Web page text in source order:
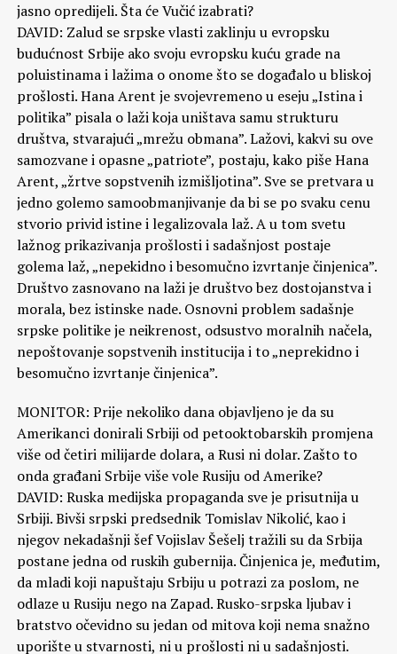
jasno opredijeli. Šta će Vučić izabrati?
DAVID: Zalud se srpske vlasti zaklinju u evropsku
budućnost Srbije ako svoju evropsku kuću grade na
poluistinama i lažima o onome što se događalo u bliskoj
prošlosti. Hana Arent je svojevremeno u eseju „Istina i
politika” pisala o laži koja uništava samu strukturu
društva, stvarajući „mrežu obmana”. Lažovi, kakvi su ove
samozvane i opasne „patriote”, postaju, kako piše Hana
Arent, „žrtve sopstvenih izmišljotina”. Sve se pretvara u
jedno golemo samoobmanjivanje da bi se po svaku cenu
stvorio privid istine i legalizovala laž. A u tom svetu
lažnog prikazivanja prošlosti i sadašnjost postaje
golema laž, „nepekidno i besomučno izvrtanje činjenica”.
Društvo zasnovano na laži je društvo bez dostojanstva i
morala, bez istinske nade. Osnovni problem sadašnje
srpske politike je neikrenost, odsustvo moralnih načela,
nepoštovanje sopstvenih institucija i to „neprekidno i
besomučno izvrtanje činjenica”.
MONITOR: Prije nekoliko dana objavljeno je da su
Amerikanci donirali Srbiji od petooktobarskih promjena
više od četiri milijarde dolara, a Rusi ni dolar. Zašto to
onda građani Srbije više vole Rusiju od Amerike?
DAVID: Ruska medijska propaganda sve je prisutnija u
Srbiji. Bivši srpski predsednik Tomislav Nikolić, kao i
njegov nekadašnji šef Vojislav Šešelj tražili su da Srbija
postane jedna od ruskih gubernija. Činjenica je, međutim,
da mladi koji napuštaju Srbiju u potrazi za poslom, ne
odlaze u Rusiju nego na Zapad. Rusko-srpska ljubav i
bratstvo očevidno su jedan od mitova koji nema snažno
uporište u stvarnosti, ni u prošlosti ni u sadašnjosti.